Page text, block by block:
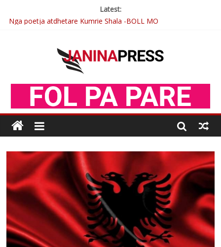
Latest:
Nga poetja atdhetare Kumrie Shala -BOLL MO
Çlirimtari Mentor Mushkolaj nderohet me mirenjohje nga
Xhevdet Qeriqi Dega e invalidëve në Fushë Kosovë
Postim me vlera nga artistja e mirëfilltë Mimoza Gjoni